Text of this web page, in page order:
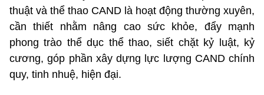
thuật và thể thao CAND là hoạt động thường xuyên,
cần thiết nhằm nâng cao sức khỏe, đẩy mạnh
phong trào thể dục thể thao, siết chặt kỷ luật, kỷ
cương, góp phần xây dựng lực lượng CAND chính
quy, tinh nhuệ, hiện đại.